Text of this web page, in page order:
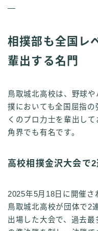
—
相撲部も全国レ
輩出する名門
鳥取城北高校は、野球
撲においても全国屈指
くのプロ力士を輩出し
角界でも有名です。
高校相撲金沢大会で
2025年5月18日に開催さ
鳥取城北高校が団体で2
出場した大会で、過去